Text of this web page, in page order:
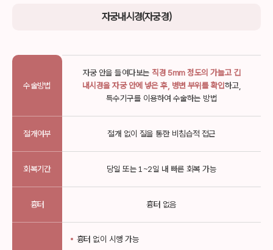
자궁내시경(자궁경)
수술방법
자궁 안을 들여다보는 직경 5mm 정도의 가늘고 긴
내시경을자궁 안에 넣은 후, 병변 부위를 확인하고,
특수기구를 이용하여 수술하는 방법
절개여부 절개 없이 질을 통한 비침습적 접근
회복기간 당일 또는 1~2일 내 빠른 회복 가능
흉터 흉터 없음
흉터 없이 시행 가능